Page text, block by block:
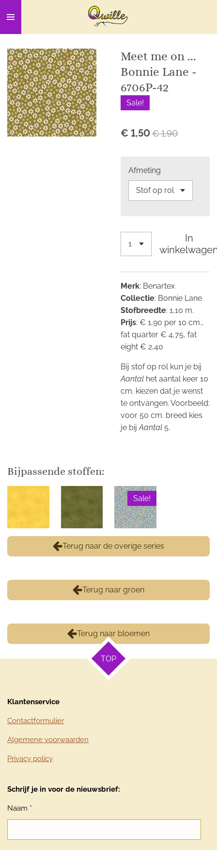
direct
naar
de
hoofdinhoud
Meet me on ...
Bonnie Lane -
6706P-42
Sale!
€ 1,50€ 1,90
Afmeting
In
Merk: Benartex
Collectie: Bonnie Lane
Stofbreedte: 1,10 m.
Prijs: € 1,90 per 10 cm.,
fat quarter € 4,75, fat
eight € 2,40
Bij stof op rol kun je bij
Aantal het aantal keer 10
cm. kiezen dat je wenst
te ontvangen. Voorbeeld:
voor 50 cm. breed kies
je bijAantal 5.
Bijpassende stoffen:
Sale!
Terug naar de overige series
Terug naar groen
Terug naar bloemen
TOP
Klantenservice
Contactformulier
Algemene voorwaarden
Privacy policy
Schrijf je in voor de nieuwsbrief:
Naam *